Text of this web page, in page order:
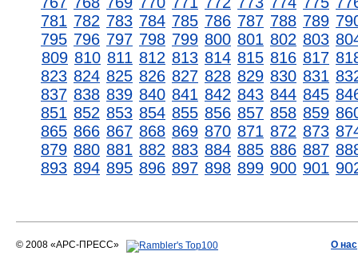
781 782 783 784 785 786 787 788 789
795 796 797 798 799 800 801 802 803
809 810 811 812 813 814 815 816 817
823 824 825 826 827 828 829 830 831
837 838 839 840 841 842 843 844 845
851 852 853 854 855 856 857 858 859
865 866 867 868 869 870 871 872 873
879 880 881 882 883 884 885 886 887
893 894 895 896 897 898 899 900 901
© 2008 «АРС-ПРЕСС» О нас